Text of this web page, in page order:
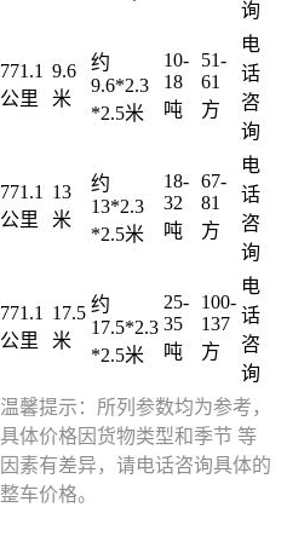
询
771.1
公里
9.6
米
约
9.6*2.3
*2.5米
10-
18
吨
51-
61
方
电
话
咨
询
771.1
公里
13
米
约
13*2.3
*2.5米
18-
32
吨
67-
81
方
电
话
咨
询
771.1
公里
17.5
米
约
17.5*2.3
*2.5米
25-
35
吨
100-
137
方
电
话
咨
询
温馨提示：所列参数均为参考，
具体价格因货物类型和季节 等
因素有差异，请电话咨询具体的
整车价格。